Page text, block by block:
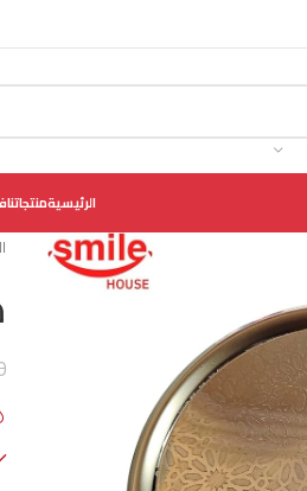
الرئيسيةمنتجاتنا